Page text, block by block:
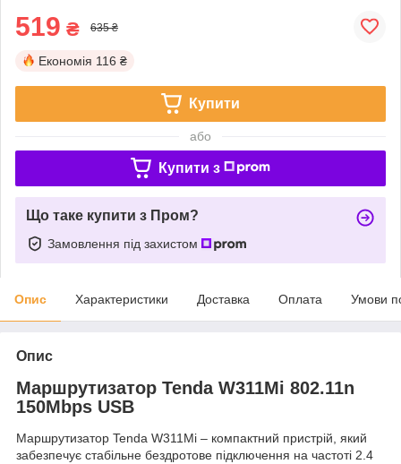
519 ₴ 635 ₴
Економія 116 ₴
Купити
або
Купити з
Що таке купити з Пром?
Замовлення під захистом
Опис Характеристики Доставка Оплата Умови
Опис
Маршрутизатор Tenda W311Mi 802.11n
150Mbps USB
Маршрутизатор Tenda W311Mi – компактний пристрій, який
забезпечує стабільне бездротове підключення на частоті 2.4